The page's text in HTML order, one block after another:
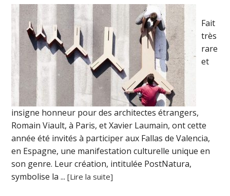
Fait
très
rare
et
insigne honneur pour des architectes étrangers,
Romain Viault, à Paris, et Xavier Laumain, ont cette
année été invités à participer aux Fallas de Valencia,
en Espagne, une manifestation culturelle unique en
son genre. Leur création, intitulée PostNatura,
symbolise la ...[Lire la suite]